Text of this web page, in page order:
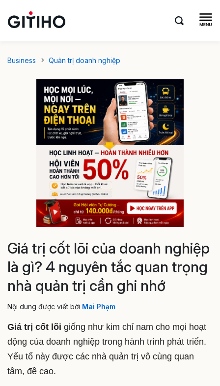
Business Quản trị doanh nghiệp
Giá trị cốt lõi của doanh nghiệp
là gì? 4 nguyên tắc quan trọng
nhà quản trị cần ghi nhớ
Nội dung được viết bởi Mai Phạm
Giá trị cốt lõi giống như kim chỉ nam cho mọi hoạt
động của doanh nghiệp trong hành trình phát triển.
Yếu tố này được các nhà quản trị vô cùng quan
tâm, đề cao.